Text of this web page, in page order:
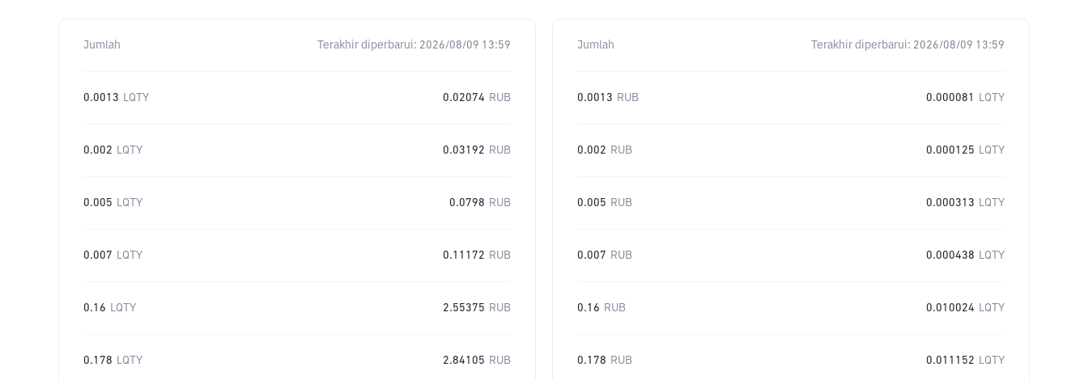
Jumlah Terakhir diperbarui: 2026/08/09 13:59
0.0013 LQTY 0.02074 RUB
0.002 LQTY 0.03192 RUB
0.005 LQTY 0.0798 RUB
0.007 LQTY 0.11172 RUB
0.16 LQTY 2.55375 RUB
0.178 LQTY 2.84105 RUB
Jumlah Terakhir diperbarui: 2026/08/09 13:59
0.0013 RUB 0.000081 LQTY
0.002 RUB 0.000125 LQTY
0.005 RUB 0.000313 LQTY
0.007 RUB 0.000438 LQTY
0.16 RUB 0.010024 LQTY
0.178 RUB 0.011152 LQTY